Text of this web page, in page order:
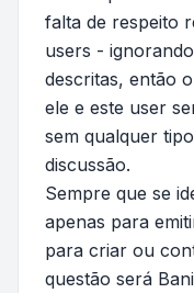
falta de respeito
users -
descritas, então
ele e este user
sem qualquer
discussão.
Sempre que se
apenas para
para criar ou
questão será